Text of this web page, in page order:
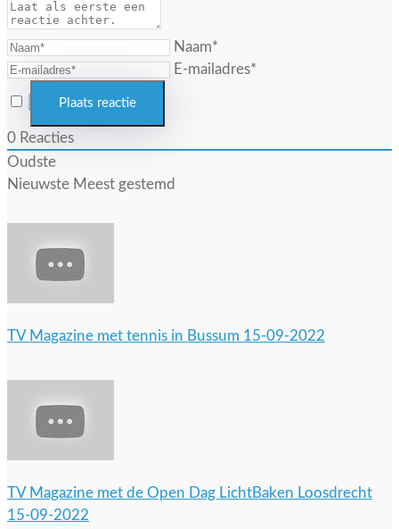
Naam*
E-mailadres*
0 Reacties
Oudste
Nieuwste Meest gestemd
TV Magazine met tennis in Bussum 15-09-2022
TV Magazine met de Open Dag LichtBaken Loosdrecht
15-09-2022